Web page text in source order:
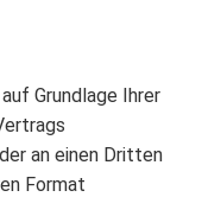
Grundlage Ihrer
an einen Dritten
Format